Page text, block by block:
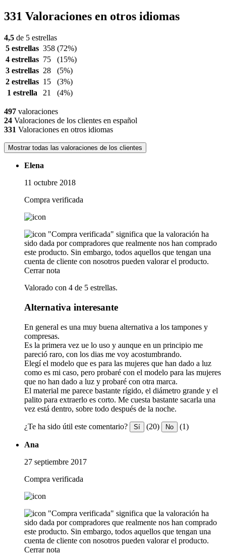
331 Valoraciones en otros idiomas
4,5 de 5 estrellas
5 estrellas 358 (72%)
4 estrellas 75
(15%)
3 estrellas 28
(5%)
2 estrellas 15
(3%)
1 estrella
21 (4%)
497 valoraciones
24 Valoraciones de los clientes en español
331 Valoraciones en otros idiomas
Mostrar todas las valoraciones de los clientes
Elena
11 octubre 2018
Compra verificada
"Compra verificada" significa que la valoración ha
sido dada por compradores que realmente nos han comprado
este producto. Sin embargo, todos aquellos que tengan una
cuenta de cliente con nosotros pueden valorar el producto.
Cerrar nota
Valorado con 4 de 5 estrellas.
Alternativa interesante
En general es una muy buena alternativa a los tampones y
compresas.
Es la primera vez ue lo uso y aunque en un principio me
pareció raro, con los dias me voy acostumbrando.
Elegí el modelo que es para las mujeres que han dado a luz
como es mi caso, pero probaré con el modelo para las mujeres
que no han dado a luz y probaré con otra marca.
El material me parece bastante rígido, el diámetro grande y el
palito para extraerlo es corto. Me cuesta bastante sacarla una
vez está dentro, sobre todo después de la noche.
¿Te ha sido útil este comentario? Sí (20) No (1)
Ana
27 septiembre 2017
Compra verificada
"Compra verificada" significa que la valoración ha
sido dada por compradores que realmente nos han comprado
este producto. Sin embargo, todos aquellos que tengan una
cuenta de cliente con nosotros pueden valorar el producto.
Cerrar nota